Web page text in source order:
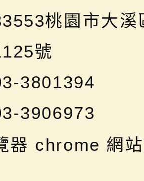
桃園市大溪
號
3801394
3906973
器 chrome 網